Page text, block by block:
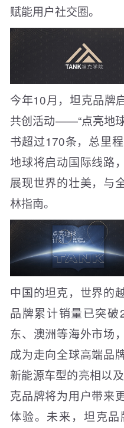
赋能用户社交圈。
今年10月，坦克品牌
共创活动——“点亮地
书超过170条，总里
地球将启动国际线路
展现世界的壮美，与
林指南。
中国的坦克，世界的
品牌累计销量已突
东、澳洲等海外市场
成为走向全球高端品
新能源车型的亮相以
克品牌将为用户带来
体验。未来，坦克